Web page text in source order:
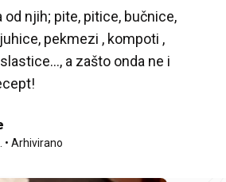
njih; pite, pitice, bučnice,
pekmezi , kompoti ,
a zašto onda ne i
• Arhivirano